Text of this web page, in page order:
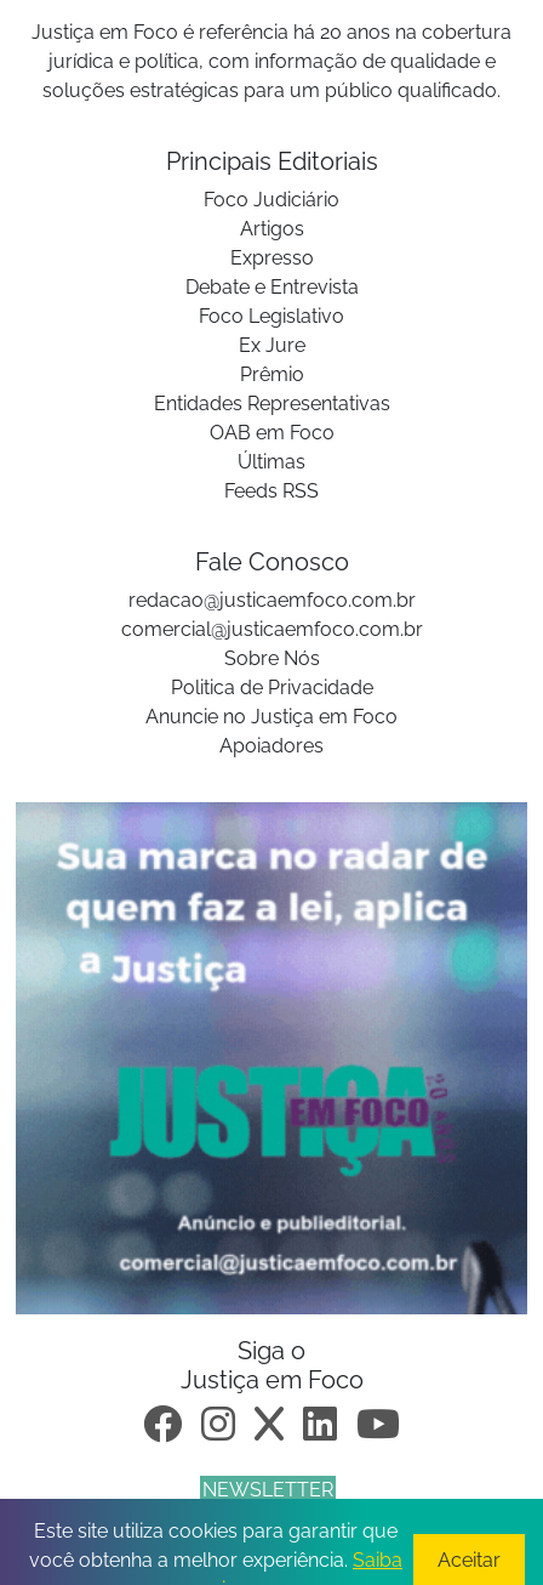
Justiça em Foco é referência há 20 anos na cobertura
jurídica e política, com informação de qualidade e
soluções estratégicas para um público qualificado.
Principais Editoriais
Foco Judiciário
Artigos
Expresso
Debate e Entrevista
Foco Legislativo
Ex Jure
Prêmio
Entidades Representativas
OAB em Foco
Últimas
Feeds RSS
Fale Conosco
redacao@justicaemfoco.com.br
comercial@justicaemfoco.com.br
Sobre Nós
Politica de Privacidade
Anuncie no Justiça em Foco
Apoiadores
Siga o
Justiça em Foco
NEWSLETTER
© 2026 Todos os direitos reservados.
Este site utiliza cookies para garantir que
você obtenha a melhor experiência. Saiba
Aceitar